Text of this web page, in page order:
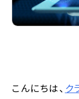
こんにちは、 ク